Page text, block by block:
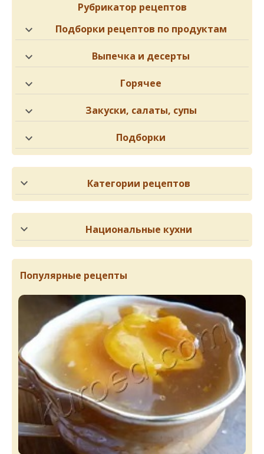
Рубрикатор рецептов
Подборки рецептов по продуктам
Выпечка и десерты
Горячее
Закуски, салаты, супы
Подборки
Категории рецептов
Национальные кухни
Популярные рецепты